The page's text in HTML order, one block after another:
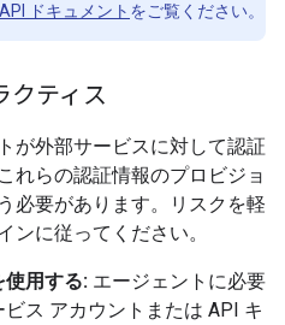
API ドキュメント をご覧ください。
クティス
が外部サービスに対して認証
れらの認証情報のプロビジョ
必要があります。リスクを軽
ンに従ってください。
使用する: エージェントに必要
ス アカウントまたは API キ